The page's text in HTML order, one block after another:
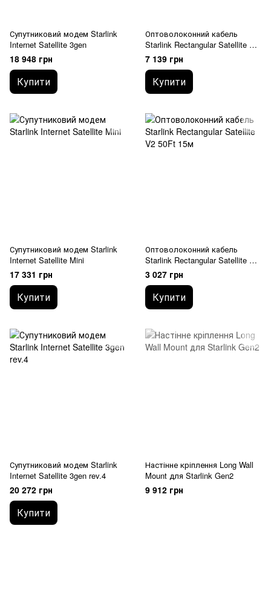
Супутниковий модем Starlink
Internet Satellite 3gen
18 948 грн
Купити
Оптоволоконний кабель
Starlink Rectangular Satellite V3
150Ft 46м
7 139 грн
Купити
Супутниковий модем Starlink
Internet Satellite Mini
17 331 грн
Купити
Оптоволоконний кабель
Starlink Rectangular Satellite V2
50Ft 15м
3 027 грн
Купити
Супутниковий модем Starlink
Internet Satellite 3gen rev.4
20 272 грн
Купити
Настінне кріплення Long Wall
Mount для Starlink Gen2
9 912 грн